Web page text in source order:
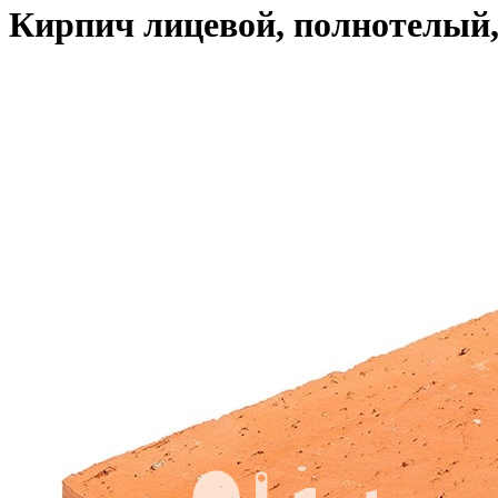
Кирпич лицевой,